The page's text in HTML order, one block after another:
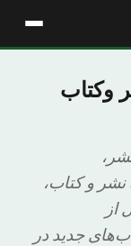
وکتاب
و کتاب،
از
جدید در